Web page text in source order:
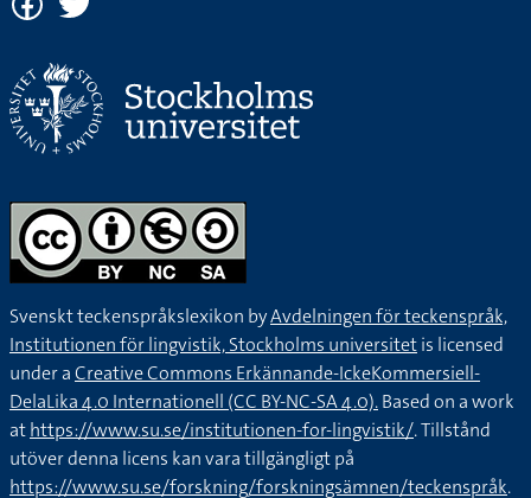
Svenskt teckenspråkslexikon byAvdelningen för teckenspråk,
Institutionen för lingvistik, Stockholms universitetis licensed
under aCreative Commons Erkännande-IckeKommersiell-
DelaLika 4.0 Internationell (CC BY-NC-SA 4.0).Based on a work
athttps://www.su.se/institutionen-for-lingvistik/. Tillstånd
utöver denna licens kan vara tillgängligt på
https://www.su.se/forskning/forskningsämnen/teckenspråk.